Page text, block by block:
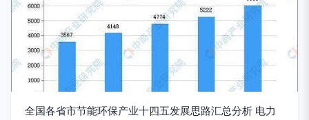
全国各省市节能环保产业十四五发展思路汇总分析 电力